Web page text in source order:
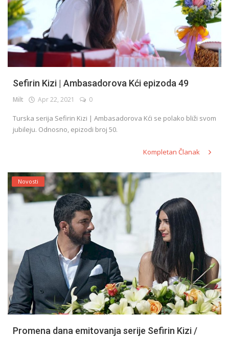
Sefirin Kizi | Ambasadorova Kći epizoda 49
Milt Apr 22, 2021 0
Turska serija Sefirin Kizi | Ambasadorova Kći se polako bliži svom
jubileju. Odnosno, epizodi broj 50.
Kompletan Članak
Novosti
Promena dana emitovanja serije Sefirin Kizi /